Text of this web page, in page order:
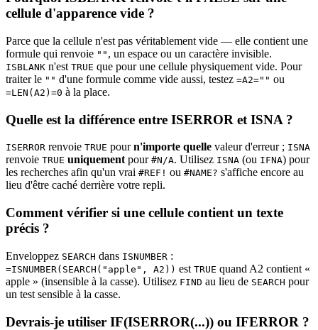
cellule d'apparence vide ?
Parce que la cellule n'est pas véritablement vide — elle contient une
formule qui renvoie "" , un espace ou un caractère invisible.
ISBLANK n'est TRUE que pour une cellule physiquement vide. Pour
traiter le "" d'une formule comme vide aussi, testez =A2="" ou
=LEN(A2)=0 à la place.
Quelle est la différence entre ISERROR et ISNA ?
ISERROR renvoie TRUE pourn'importe quelle valeur d'erreur ; ISNA
renvoie TRUE uniquementpour #N/A. Utilisez ISNA (ou IFNA) pour
les recherches afin qu'un vrai #REF! ou #NAME? s'affiche encore au
lieu d'être caché derrière votre repli.
Comment vérifier si une cellule contient un texte
précis ?
Enveloppez SEARCH dans ISNUMBER :
=ISNUMBER(SEARCH("apple", A2)) est TRUE quand A2 contient «
apple » (insensible à la casse). Utilisez FIND au lieu de SEARCH pour
un test sensible à la casse.
Devrais-je utiliser IF(ISERROR(...)) ou IFERROR ?